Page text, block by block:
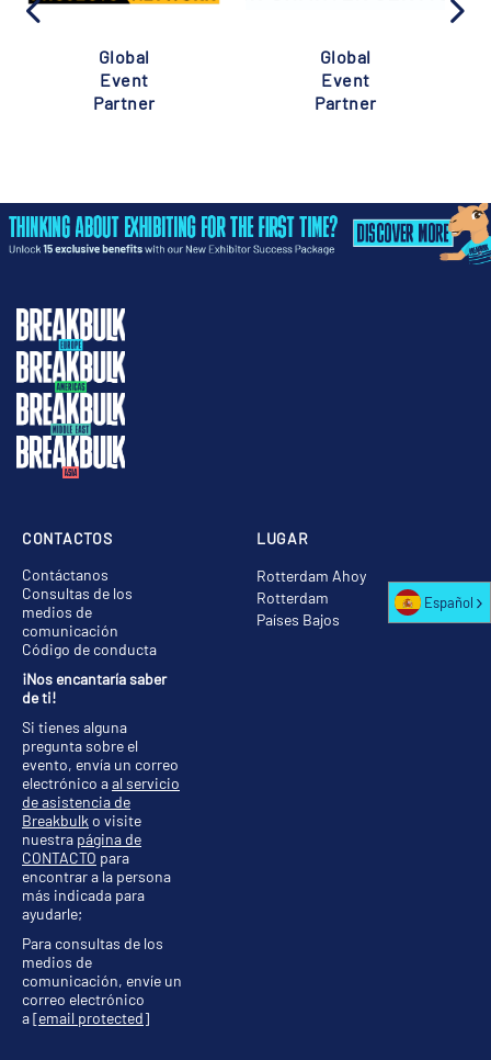
Global
Event
Partner
Global
Event
Partner
LUGAR
Rotterdam Ahoy
Rotterdam
Países Bajos
CONTACTOS
Contáctanos
Consultas de los
medios de
comunicación
Código de conducta
¡Nos encantaría saber
de ti!
Si tienes alguna
pregunta sobre el
evento, envía un correo
electrónico aal servicio
de asistencia de
Breakbulk o visite
nuestra página de
CONTACTO para
encontrar a la persona
más indicada para
ayudarle;
Para consultas de los
medios de
comunicación, envíe un
correo electrónico
a[email protected]
Español